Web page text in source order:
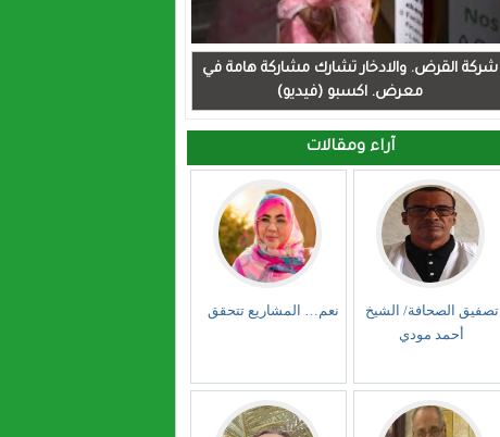
شركة القرض. والادخار تشارك مشاركة هامة في
معرض. اكسبو (فيديو)
آراء ومقالات
تصفيق الصحافة/ الشيخ
أحمد مودي
نعم… المشاريع تتحقق